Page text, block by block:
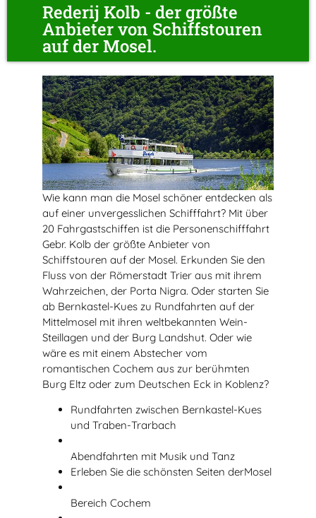
Rederij Kolb - der größte
Anbieter von Schiffstouren
auf der Mosel.
Wie kann man die Mosel schöner entdecken als
auf einer unvergesslichen Schifffahrt? Mit über
20 Fahrgastschiffen ist die Personenschifffahrt
Gebr. Kolb der größte Anbieter von
Schiffstouren auf der Mosel. Erkunden Sie den
Fluss von der Römerstadt Trier aus mit ihrem
Wahrzeichen, der Porta Nigra. Oder starten Sie
ab Bernkastel-Kues zu Rundfahrten auf der
Mittelmosel mit ihren weltbekannten Wein-
Steillagen und der Burg Landshut. Oder wie
wäre es mit einem Abstecher vom
romantischen Cochem aus zur berühmten
Burg Eltz oder zum Deutschen Eck in Koblenz?
Rundfahrten zwischen Bernkastel-Kues
und Traben-Trarbach
Abendfahrten mit Musik und Tanz
Erleben Sie die schönsten Seiten derMosel
Bereich Cochem